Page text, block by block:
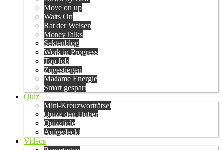
Move on up
Watts On
Rat der Weisen
MoneyTalks
Sektenblog
Work in Progress
Top Job
Zugestiegen
Madame Energie
Smart gespart
Quiz
Mini-Kreuzworträtsel
Quizz den Huber
Quizzticle
Aufgedeckt
Videos